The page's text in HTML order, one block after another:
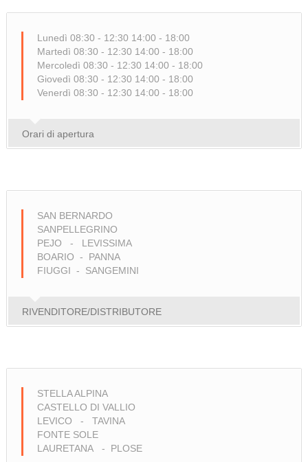
Lunedì 08:30 - 12:30 14:00 - 18:00
Martedì 08:30 - 12:30 14:00 - 18:00
Mercoledì 08:30 - 12:30 14:00 - 18:00
Giovedì 08:30 - 12:30 14:00 - 18:00
Venerdì 08:30 - 12:30 14:00 - 18:00
Orari di apertura
SAN BERNARDO
SANPELLEGRINO
PEJO - LEVISSIMA
BOARIO - PANNA
FIUGGI - SANGEMINI
RIVENDITORE/DISTRIBUTORE
STELLA ALPINA
CASTELLO DI VALLIO
LEVICO - TAVINA
FONTE SOLE
LAURETANA - PLOSE